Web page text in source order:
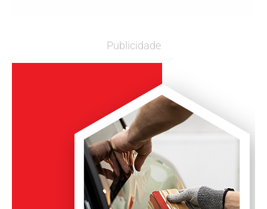
Publicidade